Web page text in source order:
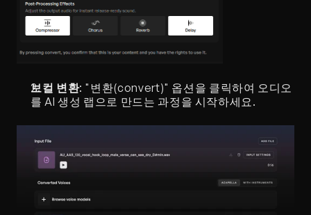
보컬 변환: "변환(convert)" 옵션을 클릭하여 오디오
를 AI 생성 랩으로 만드는 과정을 시작하세요.